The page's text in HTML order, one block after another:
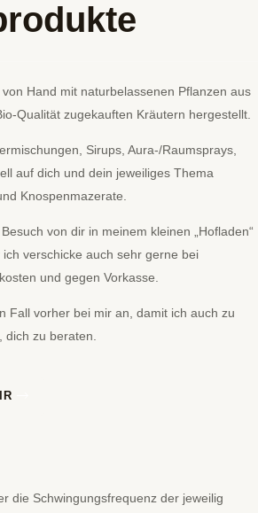
Hand mit naturbelassenen Pflanzen aus
Qualität zugekauften Kräutern hergestellt.
Sirups, Aura-/Raumsprays,
auf dich und dein jeweiliges Thema
Knospenmazerate.
von dir in meinem kleinen „Hofladen“
verschicke auch sehr gerne bei
und gegen Vorkasse.
Fall vorher bei mir an, damit ich auch zu
zu beraten.
die Schwingungsfrequenz der jeweilig